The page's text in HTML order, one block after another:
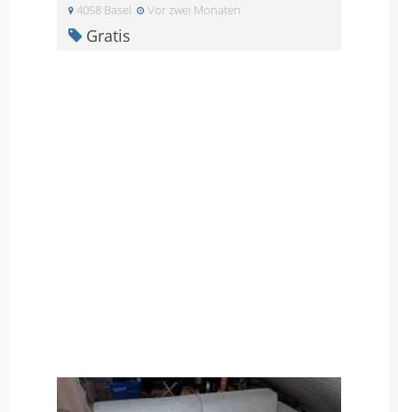
4058 Basel Vor zwei Monaten
Gratis